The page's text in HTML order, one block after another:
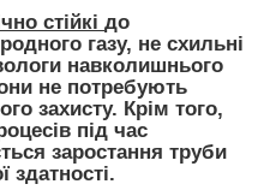
стійкі до
газу, не схильні
навколишнього
не потребують
захисту. Крім того,
під час
заростання труби
здатності.